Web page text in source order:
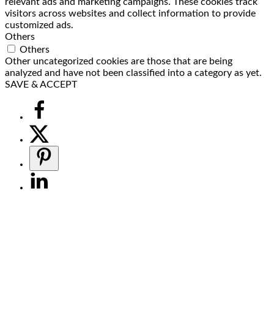
visitors across websites and collect information to provide
customized ads.
Others
Others
Other uncategorized cookies are those that are being
analyzed and have not been classified into a category as yet.
SAVE & ACCEPT